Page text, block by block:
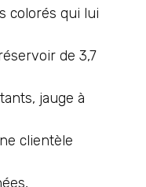
colorés qui lui
de 3,7
jauge à
clientèle